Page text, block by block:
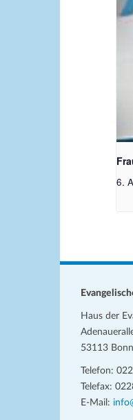
6.
Haus der
53113 Bonn
Telefon:
Telefax:
E-Mail: